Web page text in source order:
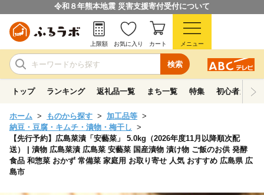
令和８年熊本地震 災害支援寄付受付について
検索
上限額 お気に入り カート メニュー
トップ ランキング 返礼品一覧 まち一覧 特集 初心者ガイド
ホーム ものから探す
加工品等
納豆・豆腐・キムチ・漬物・梅干し
【先行予約】広島菜漬「安藝菜」 5.0kg（2026年度11月以降順次配
送） | 漬物 広島菜漬 広島菜 安藝菜 国産漬物 漬け物 ご飯のお供 発酵
食品 和惣菜 おかず 常備菜 家庭用 お取り寄せ 人気 おすすめ 広島県 広
島市